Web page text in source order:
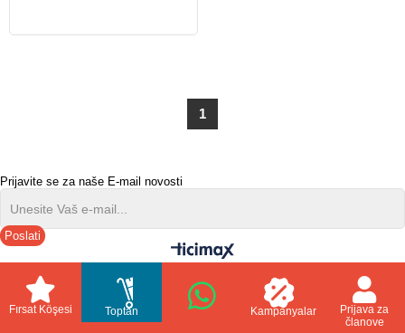
1
Prijavite se za naše E-mail novosti
Poslati
Fırsat Köşesi Toptan Kampanyalar
Prijava za
članove